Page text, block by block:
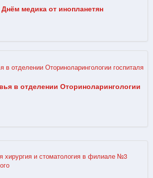
медика от инопланетян
в отделении Оториноларингологии